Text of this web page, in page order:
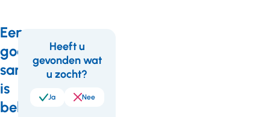
Een
goede
samenwerking
is
belangrijk
Wil
meer
Feedback
Heeft u
gevonden wat
u zocht?
Ja Nee